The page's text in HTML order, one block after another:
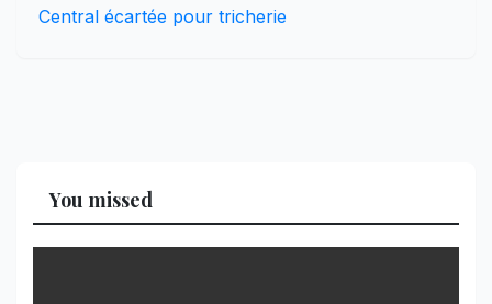
Central écartée pour tricherie
You missed